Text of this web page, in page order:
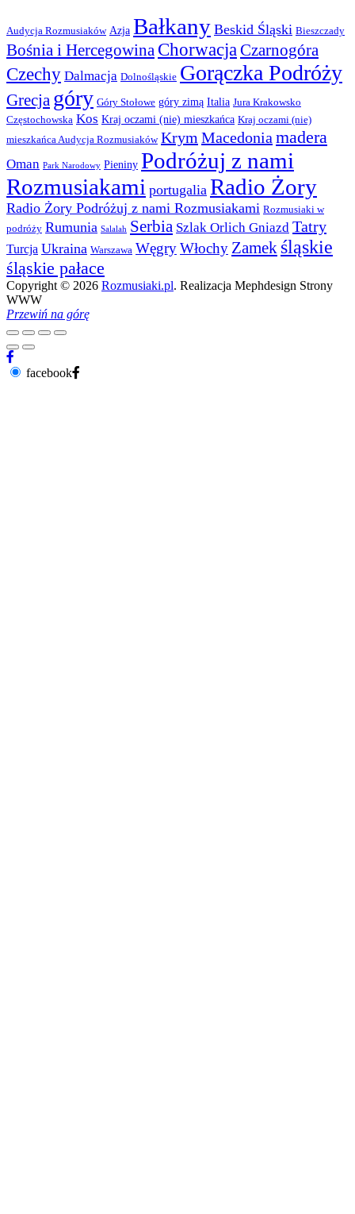
Audycja Rozmusiaków Azja Bałkany Beskid Śląski Bieszczady
Bośnia i Hercegowina ChorwacjaCzarnogóra
Czechy Dalmacja Dolnośląskie Gorączka Podróży
Grecja góry Góry Stołowe góry zimą Italia Jura Krakowsko
Częstochowska Kos Kraj oczami (nie) mieszkańca Kraj oczami (nie)
mieszkańca Audycja Rozmusiaków Krym Macedonia madera
Oman Park Narodowy Pieniny Podróżuj z nami
Rozmusiakami portugalia Radio Żory
Radio Żory Podróżuj z nami Rozmusiakami Rozmusiaki w
podróży Rumunia Salalah Serbia Szlak Orlich Gniazd Tatry
Turcja Ukraina Warszawa WęgryWłochy Zamek śląskie
śląskie pałace
Copyright © 2026 Rozmusiaki.pl. Realizacja Mephdesign Strony
WWW
Przewiń na górę
facebook